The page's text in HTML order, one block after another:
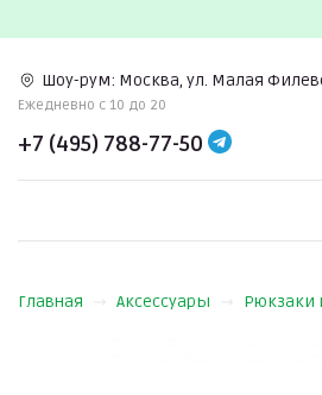
Шоу-рум: Москва, ул. Малая
Ежедневно c 10 до 20
+7 (495) 788-77-50
Главная Аксессуары Рюкзаки